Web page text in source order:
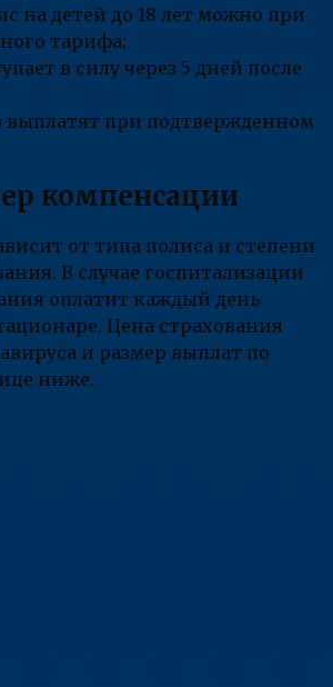
на детей до 18 лет можно при
тарифа;
в силу через 5 дней после
при подтвержденном
компенсации
от типа полиса и степени
В случае госпитализации
оплатит каждый день
Цена страхования
и размер выплат по
ниже.